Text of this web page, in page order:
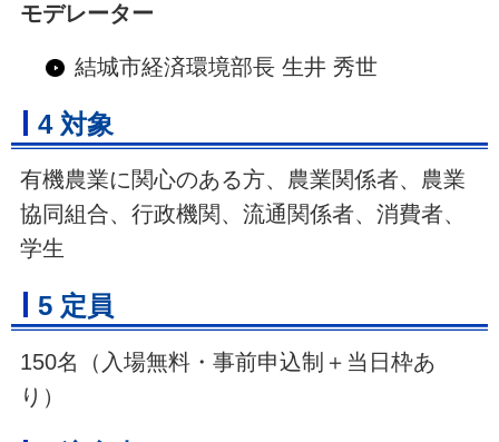
モデレーター
結城市経済環境部長 生井 秀世
4 対象
有機農業に関心のある方、農業関係者、農業
協同組合、行政機関、流通関係者、消費者、
学生
5 定員
150名（入場無料・事前申込制＋当日枠あ
り）